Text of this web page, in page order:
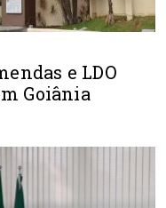
e LDO
Goiânia